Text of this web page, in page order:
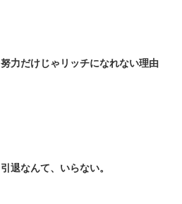
努力だけじゃリッチになれない理由
引退なんて、いらない。